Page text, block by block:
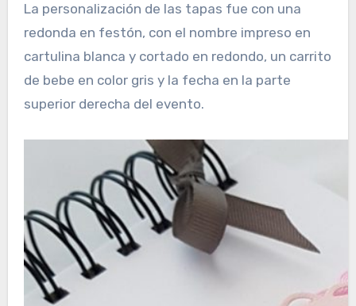
La personalización de las tapas fue con una
redonda en festón, con el nombre impreso en
cartulina blanca y cortado en redondo, un carrito
de bebe en color gris y la fecha en la parte
superior derecha del evento.